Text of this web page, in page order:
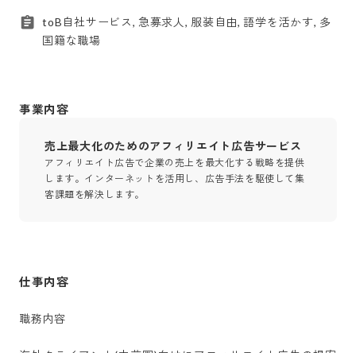
toB自社サービス, 急募求人, 服装自由, 語学を活かす, 多
国籍な職場
事業内容
売上最大化のためのアフィリエイト広告サービス
アフィリエイト広告で企業の売上を最大化する戦略を提供
します。インターネットを活用し、広告手法を駆使して集
客課題を解決します。
仕事内容
職務内容